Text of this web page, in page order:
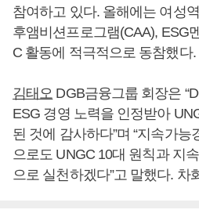
참여하고 있다. 올해에는 여성
후앰비션프로그램(CAA), ESG
C 활동에 적극적으로 동참했다.
김태오 DGB금융그룹 회장은
ESG 경영 노력을 인정받아
된 것에 감사하다”며 “지속가
으로도 UNGC 10대 원칙과 지
으로 실천하겠다”고 말했다. 차